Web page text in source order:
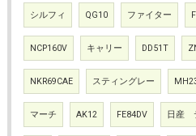
シルフィ QG10 ファイター
NCP160V キャリー DD51T
NKR69CAE スティングレー
マーチ AK12 FE84DV 日産